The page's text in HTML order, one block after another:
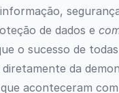
de dados e
o sucesso de
diretamente da
aconteceram